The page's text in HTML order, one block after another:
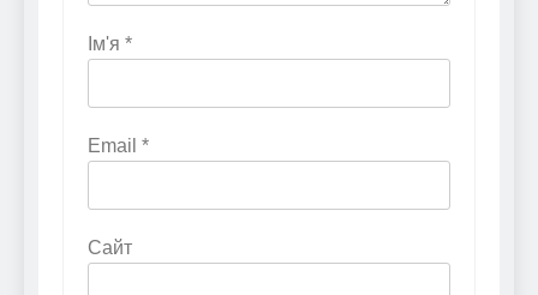
Ім'я *
Email *
Сайт